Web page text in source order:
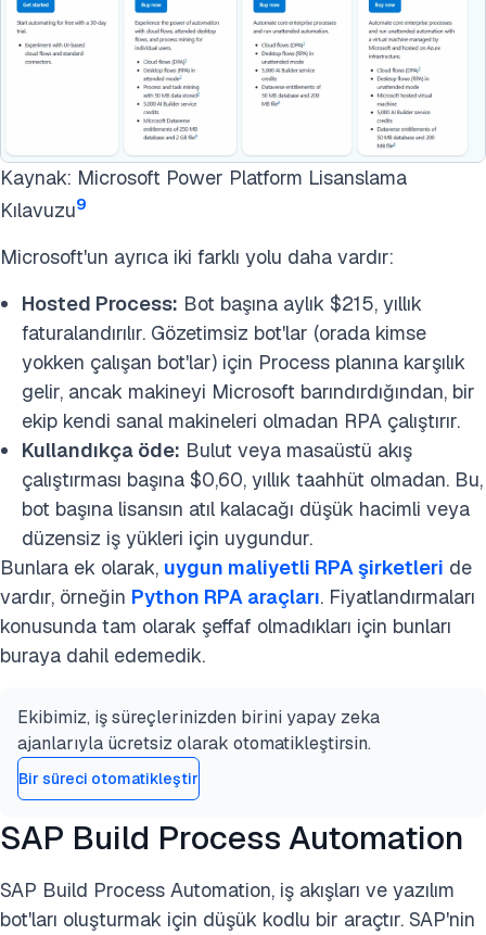
Kaynak: Microsoft Power Platform Lisanslama
Kılavuzu9
Microsoft'un ayrıca iki farklı yolu daha vardır:
Hosted Process: Bot başına aylık $215, yıllık
faturalandırılır. Gözetimsiz bot'lar (orada kimse
yokken çalışan bot'lar) için Process planına karşılık
gelir, ancak makineyi Microsoft barındırdığından, bir
ekip kendi sanal makineleri olmadan RPA çalıştırır.
Kullandıkça öde: Bulut veya masaüstü akış
çalıştırması başına $0,60, yıllık taahhüt olmadan. Bu,
bot başına lisansın atıl kalacağı düşük hacimli veya
düzensiz iş yükleri için uygundur.
Bunlara ek olarak, uygun maliyetli RPA şirketleri de
vardır, örneğin Python RPA araçları. Fiyatlandırmaları
konusunda tam olarak şeffaf olmadıkları için bunları
buraya dahil edemedik.
Ekibimiz, iş süreçlerinizden birini yapay zeka
ajanlarıyla ücretsiz olarak otomatikleştirsin.
Bir süreci otomatikleştir
SAP Build Process Automation
SAP Build Process Automation, iş akışları ve yazılım
bot'ları oluşturmak için düşük kodlu bir araçtır. SAP'nin